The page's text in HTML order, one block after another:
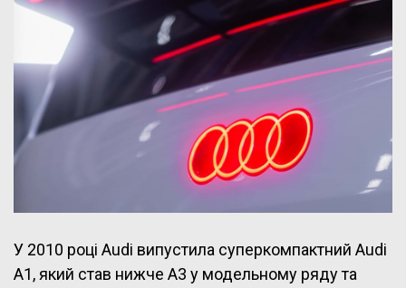
У 2010 році Audi випустила суперкомпактний Audi
A1, який став нижче A3 у модельному ряду та